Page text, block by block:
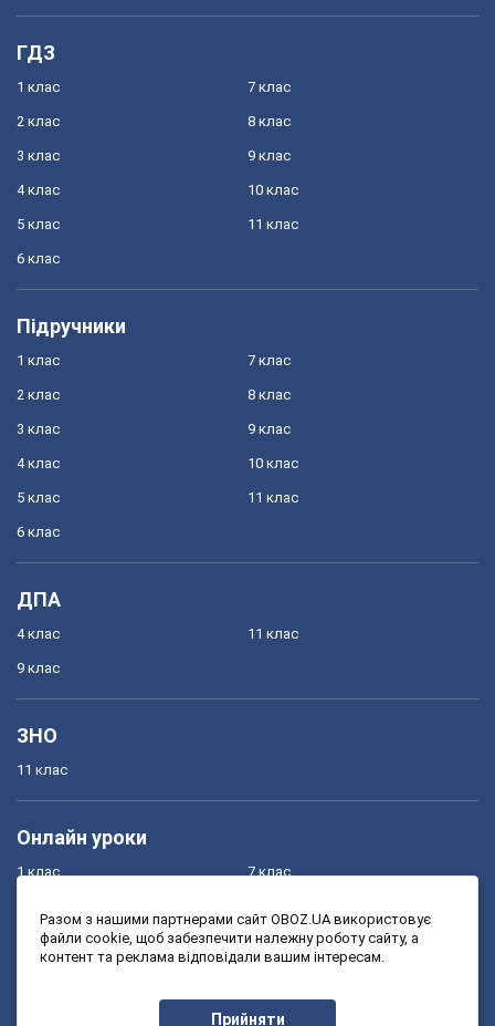
ГДЗ
1 клас
2 клас
3 клас
4 клас
5 клас
6 клас
7 клас
8 клас
9 клас
10 клас
11 клас
Підручники
1 клас
2 клас
3 клас
4 клас
5 клас
6 клас
7 клас
8 клас
9 клас
10 клас
11 клас
ДПА
4 клас
9 клас
11 клас
ЗНО
11 клас
Онлайн уроки
1 клас
3 клас
7 клас
9 клас
Разом з нашими партнерами сайт OBOZ.UA використовує
файли cookie, щоб забезпечити належну роботу сайту, а
контент та реклама відповідали вашим інтересам.
Прийняти